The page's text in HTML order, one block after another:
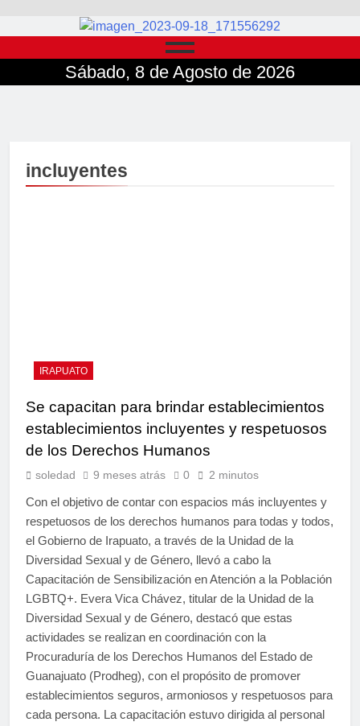
Sábado, 8 de Agosto de 2026
incluyentes
IRAPUATO
Se capacitan para brindar establecimientos
establecimientos incluyentes y respetuosos
de los Derechos Humanos
soledad 9 meses atrás 0 2 minutos
Con el objetivo de contar con espacios más incluyentes y
respetuosos de los derechos humanos para todas y todos,
el Gobierno de Irapuato, a través de la Unidad de la
Diversidad Sexual y de Género, llevó a cabo la
Capacitación de Sensibilización en Atención a la Población
LGBTQ+. Evera Vica Chávez, titular de la Unidad de la
Diversidad Sexual y de Género, destacó que estas
actividades se realizan en coordinación con la
Procuraduría de los Derechos Humanos del Estado de
Guanajuato (Prodheg), con el propósito de promover
establecimientos seguros, armoniosos y respetuosos para
cada persona. La capacitación estuvo dirigida al personal